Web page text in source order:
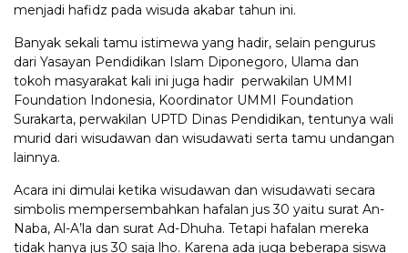
menjadi hafidz pada wisuda akabar tahun ini.
Banyak sekali tamu istimewa yang hadir, selain pengurus
dari Yasayan Pendidikan Islam Diponegoro, Ulama dan
tokoh masyarakat kali ini juga hadir perwakilan UMMI
Foundation Indonesia, Koordinator UMMI Foundation
Surakarta, perwakilan UPTD Dinas Pendidikan, tentunya wali
murid dari wisudawan dan wisudawati serta tamu undangan
lainnya.
Acara ini dimulai ketika wisudawan dan wisudawati secara
simbolis mempersembahkan hafalan jus 30 yaitu surat An-
Naba, Al-A’la dan surat Ad-Dhuha. Tetapi hafalan mereka
tidak hanya jus 30 saja lho. Karena ada juga beberapa siswa